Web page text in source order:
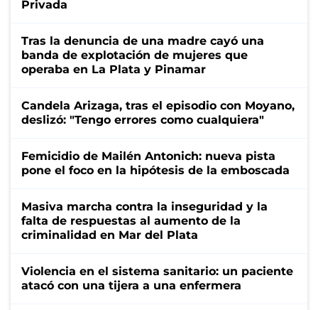
Privada
Tras la denuncia de una madre cayó una
banda de explotación de mujeres que
operaba en La Plata y Pinamar
Candela Arizaga, tras el episodio con Moyano,
deslizó: "Tengo errores como cualquiera"
Femicidio de Mailén Antonich: nueva pista
pone el foco en la hipótesis de la emboscada
Masiva marcha contra la inseguridad y la
falta de respuestas al aumento de la
criminalidad en Mar del Plata
Violencia en el sistema sanitario: un paciente
atacó con una tijera a una enfermera